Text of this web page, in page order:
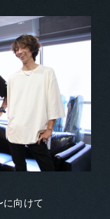
向けて